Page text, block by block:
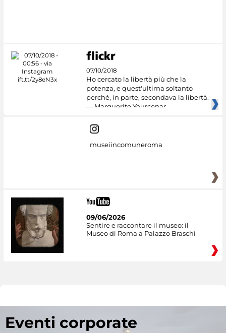
07/10/2018
Ho cercato la libertà più che la
potenza, e quest'ultima soltanto
perché, in parte, secondava la libertà.
— Marguerite Yourcenar
museiincomuneroma
09/06/2026
Sentire e raccontare il museo: il
Museo di Roma a Palazzo Braschi
Eventi corporate